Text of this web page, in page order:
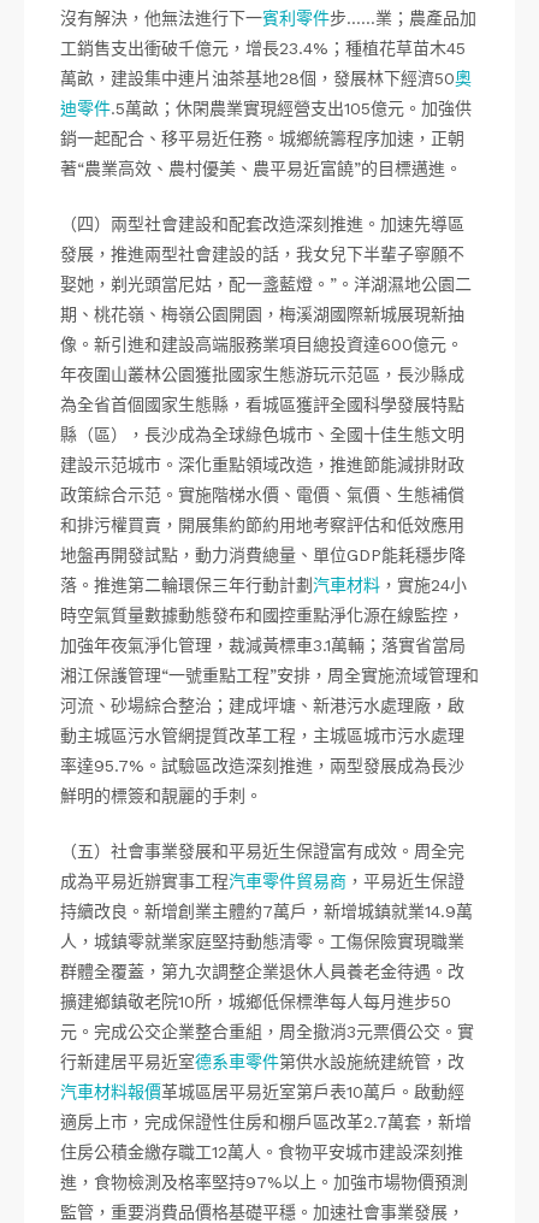
沒有解決，他無法進行下一賓利零件步……業；農產品加
工銷售支出衝破千億元，增長23.4%；種植花草苗木45
萬畝，建設集中連片油茶基地28個，發展林下經濟50奧
迪零件.5萬畝；休閑農業實現經營支出105億元。加強供
銷一起配合、移平易近任務。城鄉統籌程序加速，正朝
著“農業高效、農村優美、農平易近富饒”的目標邁進。
（四）兩型社會建設和配套改造深刻推進。加速先導區
發展，推進兩型社會建設的話，我女兒下半輩子寧願不
娶她，剃光頭當尼姑，配一盞藍燈。”。洋湖濕地公園二
期、桃花嶺、梅嶺公園開園，梅溪湖國際新城展現新抽
像。新引進和建設高端服務業項目總投資達600億元。
年夜圍山叢林公園獲批國家生態游玩示范區，長沙縣成
為全省首個國家生態縣，看城區獲評全國科學發展特點
縣（區），長沙成為全球綠色城市、全國十佳生態文明
建設示范城市。深化重點領域改造，推進節能減排財政
政策綜合示范。實施階梯水價、電價、氣價、生態補償
和排污權買賣，開展集約節約用地考察評估和低效應用
地盤再開發試點，動力消費總量、單位GDP能耗穩步降
落。推進第二輪環保三年行動計劃 汽車材料 ，實施24小
時空氣質量數據動態發布和國控重點淨化源在線監控，
加強年夜氣淨化管理，裁減黃標車3.1萬輛；落實省當局
湘江保護管理“一號重點工程”安排，周全實施流域管理和
河流、砂場綜合整治；建成坪塘、新港污水處理廠，啟
動主城區污水管網提質改革工程，主城區城市污水處理
率達95.7%。試驗區改造深刻推進，兩型發展成為長沙
鮮明的標簽和靚麗的手刺。
（五）社會事業發展和平易近生保證富有成效。周全完
成為平易近辦實事工程汽車零件貿易商 ，平易近生保證
持續改良。新增創業主體約7萬戶，新增城鎮就業14.9萬
人，城鎮零就業家庭堅持動態清零。工傷保險實現職業
群體全覆蓋，第九次調整企業退休人員養老金待遇。改
擴建鄉鎮敬老院10所，城鄉低保標準每人每月進步50
元。完成公交企業整合重組，周全撤消3元票價公交。實
行新建居平易近室德系車零件第供水設施統建統管，改
汽車材料報價革城區居平易近室第戶表10萬戶。啟動經
適房上市，完成保證性住房和棚戶區改革2.7萬套，新增
住房公積金繳存職工12萬人。食物平安城市建設深刻推
進，食物檢測及格率堅持97%以上。加強市場物價預測
監管，重要消費品價格基礎平穩。加速社會事業發展，